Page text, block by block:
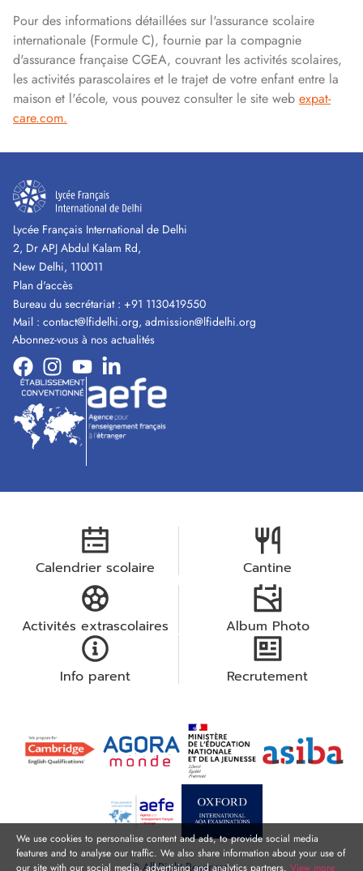
Pour des informations détaillées sur l'assurance scolaire
internationale (Formule C), fournie par la compagnie
d'assurance française CGEA, couvrant les activités scolaires,
les activités parascolaires et le trajet de votre enfant entre la
maison et l'école, vous pouvez consulter le site web expat-
care.com.
Lycée Français International de Delhi
2, Dr APJ Abdul Kalam Rd,
New Delhi, 110011
Plan d'accès
Bureau du secrétariat : +91 1130419550
Mail : contact@lfidelhi.org, admission@lfidelhi.org
Abonnez-vous à nos actualités
Calendrier scolaire Cantine
Activités extrascolaires Album Photo
Info parent Recrutement
© All Right Reserved.
We use cookies to personalise content and ads, to provide social media
features and to analyse our traffic. We also share information about your use of
our site with our social media, advertising and analytics partners. View more